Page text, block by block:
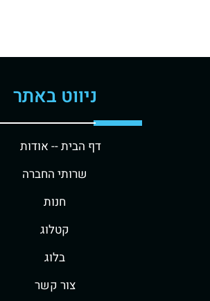
ניווט באתר
דף הבית -- אודות
שרותי החברה
חנות
קטלוג
בלוג
צור קשר